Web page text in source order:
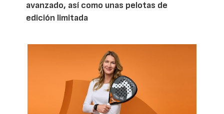
avanzado, así como unas pelotas de
edición limitada